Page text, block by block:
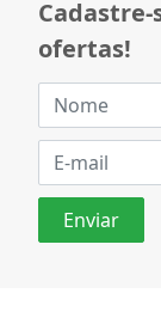
ofertas!